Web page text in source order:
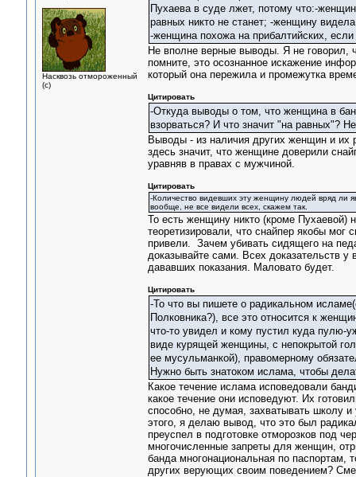
Насквозь отмороженный
(с)
Пухаева в суде лжет, потому что:-
равных никто не станет; -женщину
-женщина похожа на прибалтийских,
Не вполне верные выводы. Я не говорил,
помните, это осознанное искажение
который она пережила и промежутка
Цитировать
-Откуда выводы о том, что женщина в
взорваться? И что значит "на равных"?
Выводы - из наличия других женщин и их
здесь значит, что женщине доверили
уравняв в правах с мужчиной.
Цитировать
-Количество видевших эту женщину людей вряд ли
вообще, не все видели всех, скажем так.
То есть женщину никто (кроме
теоретизировали, что снайпер якобы мог
привели. Зачем убивать сидящего на
доказывайте сами. Всех доказательств у
дававших показания. Маловато будет.
Цитировать
-То что вы пишете о радикальном
Полковника?), все это относится к
что-то увидел и кому пустил куда пулю-
виде курящей женщины, с непокрытой
ее мусульманкой), правомерному
Нужно быть знатоком ислама, чтобы
Какое течение ислама исповедовали
какое течение они исповедуют. Их
способно, не думая, захватывать школу
этого, я делаю вывод, что это был
преуспел в подготовке отморозков под
многочисленные запреты для женщин,
банда многонациональная по паспортам,
других верующих своим поведением?